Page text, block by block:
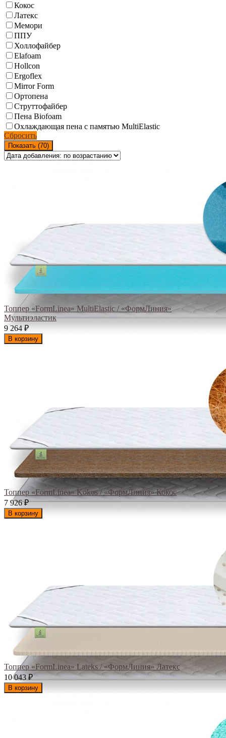
Кокос
Латекс
Мемори
ППУ
Холлофайбер
Elafoam
Hollcon
Ergoflex
Mirror Form
Ортопена
Струттофайбер
Пена Biofoam
Охлаждающая пена с памятью MultiElastic
Сбросить
Показать (70)
Топпер «FormLinea» MultiElastic / «ФормЛиния»
Мультиэластик
9 264 ₽
В корзину
Топпер «FormLinea» Kokos / «ФормЛиния» Кокос
7 926₽
В корзину
Топпер «FormLinea» Lateks / «ФормЛиния» Латекс
10 043₽
В корзину